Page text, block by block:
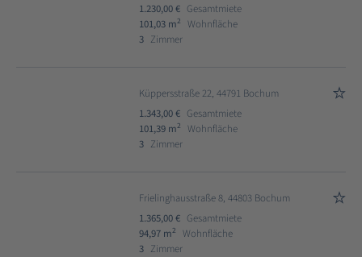
1.230,00 € Gesamtmiete
101,03 m2
Wohnfläche
3 Zimmer
Küppersstraße 22, 44791 Bochum
1.343,00 € Gesamtmiete
101,39 m2
Wohnfläche
3 Zimmer
Frielinghausstraße 8, 44803 Bochum
1.365,00 € Gesamtmiete
94,97 m2
Wohnfläche
3 Zimmer